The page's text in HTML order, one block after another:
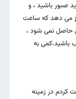
صبور باشید ، و
می دهد که ساعت
حاصل نمی شود ،
باشید.کمی به
کردم در زمینه